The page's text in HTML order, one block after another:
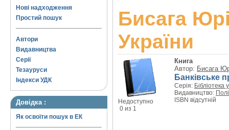
Нові надходження
Простий пошук
Автори
Видавництва
Серії
Тезауруси
Індекси УДК
Довідка :
Як освоїти пошук в ЕК
Бисага
України
Недоступно
0 из 1
Книга
Автор: Бисага
Банківське
Серія: Бібліотека
Видавництво:
ISBN відсутній